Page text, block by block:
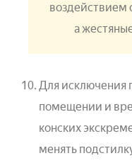
воздействием
а
Для исключения
помещении и
конских
менять